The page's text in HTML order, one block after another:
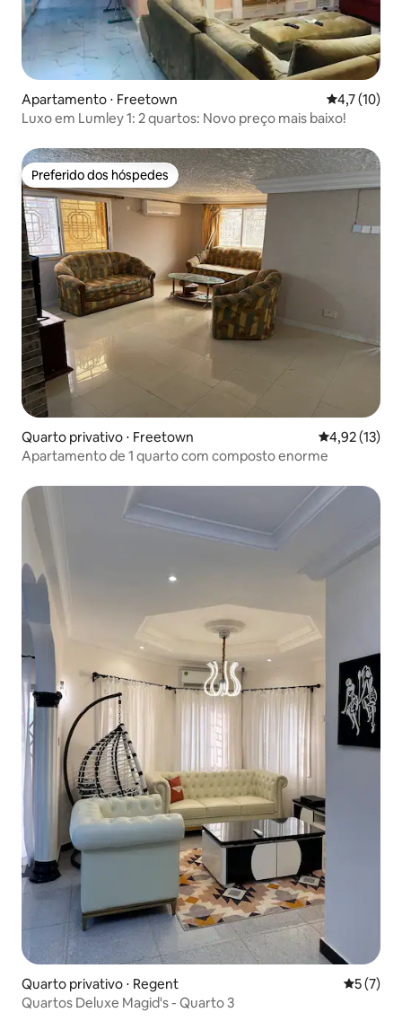
Apartamento ⋅ Freetown 4,7 de uma
4,7 (10)
Luxo em Lumley 1: 2 quartos: Novo preço mais baixo!
Preferido dos hóspedes
Preferido dos hóspedes
Quarto privativo ⋅ Freetown 4,92 de uma
4,92 (13)
Apartamento de 1 quarto com composto enorme
Quarto privativo ⋅ Regent 5 de
5 (7)
Quartos Deluxe Magid's - Quarto 3